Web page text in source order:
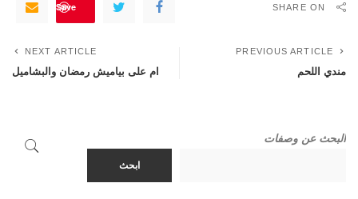
SHARE ON
Save
PREVIOUS ARTICLE
مندي اللحم
NEXT ARTICLE
ام على بياميش رمضان والبشاميل
البحث عن وصفات
ابحث